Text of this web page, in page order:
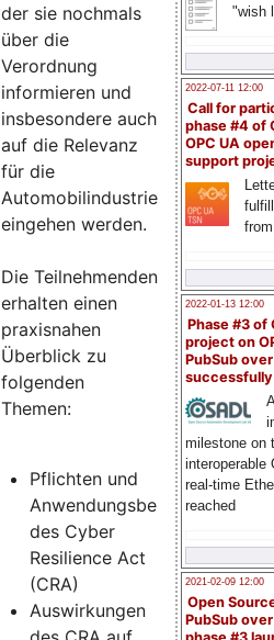
"wish
2022-07-11 12:00
Call for
phase #4 of
OPC UA
support
2022-01-13 12:00
Phase #3 of
project on
PubSub over
milestone on
interoperable
real-time
reached
2021-02-09 12:00
Open
PubSub
der sie nochmals
über die
Verordnung
informieren und
insbesondere auch
auf die Relevanz
für die
Automobilindustrie
eingehen werden.
Die Teilnehmenden
erhalten einen
praxisnahen
Überblick zu
folgenden
Themen:
Pflichten und
Anwendungsbereich
des Cyber
Resilience Act
(CRA)
Auswirkungen